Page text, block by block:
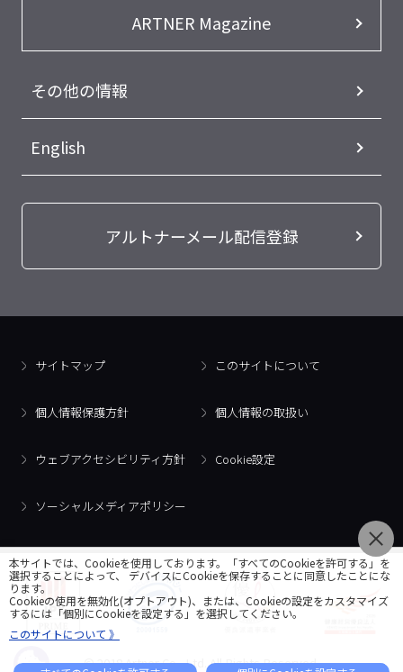
ARTNER Magazine
その他の情報
English
アルトナーメール配信登録
サイトマップ このサイトについて
個人情報保護方針 個人情報の取扱い
ウェブアクセシビリティ方針 Cookie設定
ソーシャルメディアポリシー
© 2018 Artner Co., Ltd. All Rights Reserved.
本サイトでは、Cookieを使用しております。「すべてのCookieを許可する」を
選択することによって、 デバイスにCookieを保存することに同意したことにな
ります。
Cookieの使用を無効化(オプトアウト)、または、Cookieの設定をカスタマイズ
するには「個別にCookieを設定する」を選択してください。
このサイトについて 》